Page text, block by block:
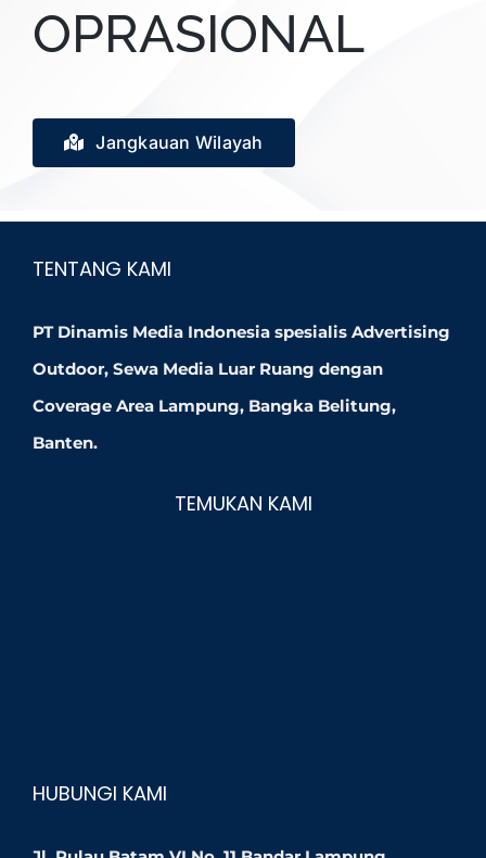
OPRASIONAL
Jangkauan Wilayah
TENTANG KAMI
PT Dinamis Media Indonesia spesialis Advertising
Outdoor, Sewa Media Luar Ruang dengan
Coverage Area Lampung, Bangka Belitung,
Banten.
TEMUKAN KAMI
HUBUNGI KAMI